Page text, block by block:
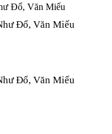
Đổ, Văn Miếu
Đổ, Văn Miếu
Đổ, Văn Miếu